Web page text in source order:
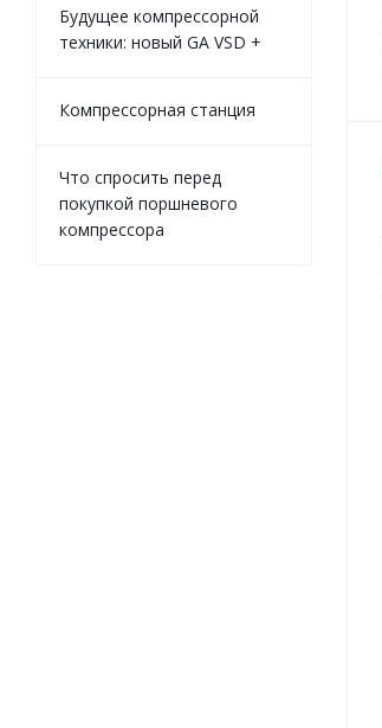
Будущее компрессорной
техники: новый GA VSD +
Компрессорная станция
Что спросить перед
покупкой поршневого
компрессора